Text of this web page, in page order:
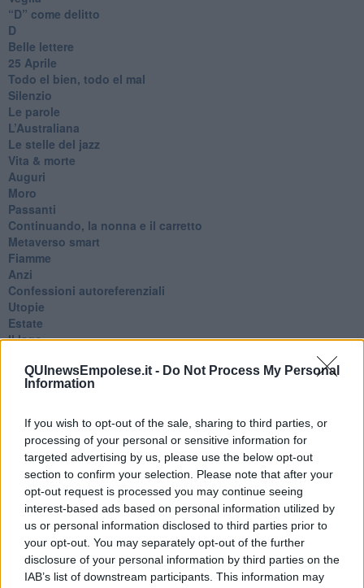
QUInewsEmpolese.it - Do Not Process My Personal
Information
If you wish to opt-out of the sale, sharing to third parties, or
processing of your personal or sensitive information for
targeted advertising by us, please use the below opt-out
section to confirm your selection. Please note that after your
opt-out request is processed you may continue seeing
interest-based ads based on personal information utilized by
us or personal information disclosed to third parties prior to
your opt-out. You may separately opt-out of the further
disclosure of your personal information by third parties on the
IAB’s list of downstream participants. This information may
​“D” come delitto
D
Belle lettere
25 Aprile
Todo el bien, todo el mal
Silenzio
Le parole
​L’Australiana
Le stelle del jazz
Vita & morte
Auguri
Moro
Passanti
Continuando, la nonna e il carretto
Metaverso smart
Fiamme
Anzi
Confessioni autoreferenziali
Utopie
Estate
Il lago
La classe
Pensieri incoerenti
Insomnia
Il guardiano
Lo sgombero
Erodoto e Tucidide
Il padre della storia
Pensieri brevi
L'evoluzione della specie
Il servizio
Riflessioni
L'Oscuro
Generazioni